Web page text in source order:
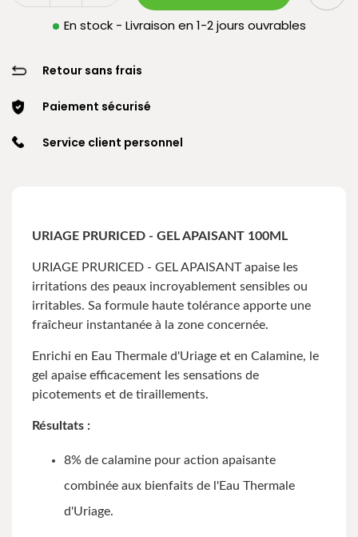
En stock - Livraison en 1-2 jours ouvrables
Retour sans frais
Paiement sécurisé
Service client personnel
URIAGE PRURICED - GEL APAISANT 100ML
URIAGE PRURICED - GEL APAISANT apaise les
irritations des peaux incroyablement sensibles ou
irritables. Sa formule haute tolérance apporte une
fraîcheur instantanée à la zone concernée.
Enrichi en Eau Thermale d'Uriage et en Calamine, le
gel apaise efficacement les sensations de
picotements et de tiraillements.
Résultats :
8% de calamine pour action apaisante
combinée aux bienfaits de l'Eau Thermale
d'Uriage.